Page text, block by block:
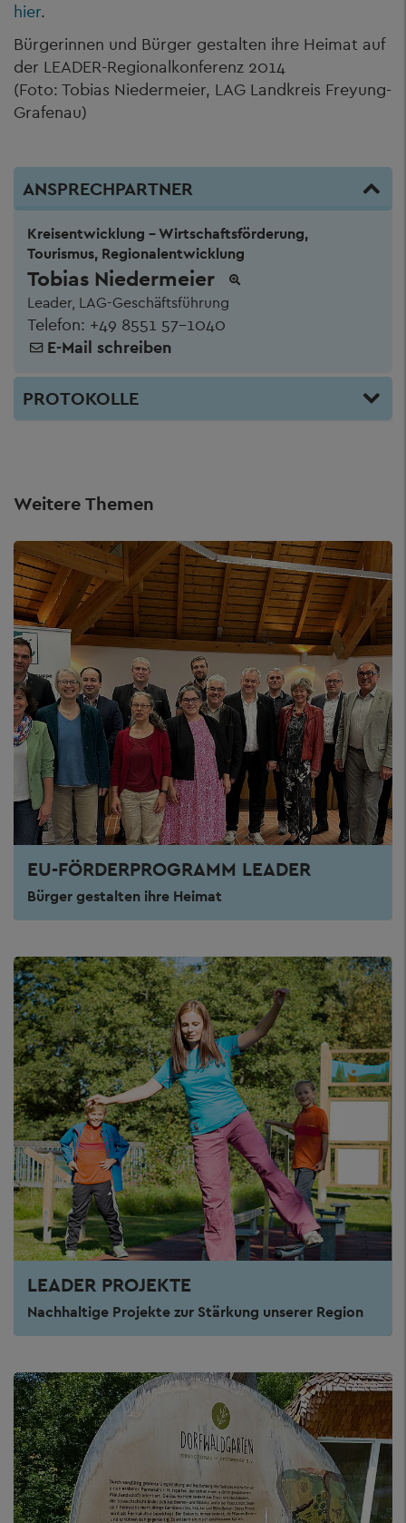
hier.
Bürgerinnen und Bürger gestalten ihre Heimat auf
der LEADER-Regionalkonferenz 2014
(Foto: Tobias Niedermeier, LAG Landkreis Freyung-
Grafenau)
ANSPRECHPARTNER
Kreisentwicklung - Wirtschaftsförderung,
Tourismus, Regionalentwicklung
Tobias Niedermeier
Leader, LAG-Geschäftsführung
Telefon: +49 8551 57-1040
E-Mail schreiben
PROTOKOLLE
Weitere Themen
EU-FÖRDERPROGRAMM LEADER
Bürger gestalten ihre Heimat
LEADER PROJEKTE
Nachhaltige Projekte zur Stärkung unserer Region